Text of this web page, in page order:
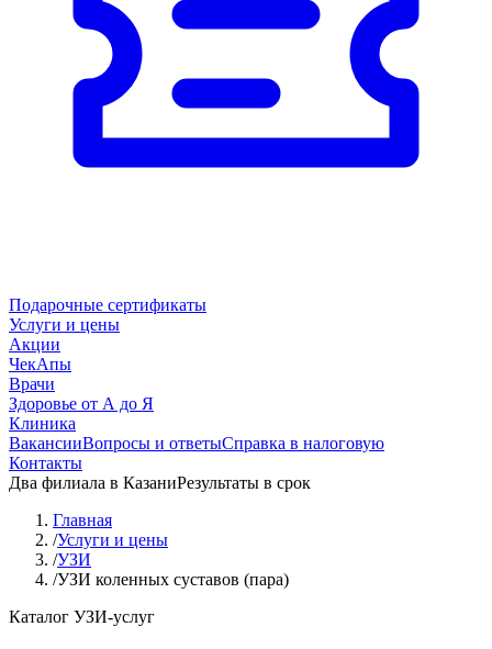
Подарочные сертификаты
Услуги и цены
Акции
ЧекАпы
Врачи
Здоровье от А до Я
Клиника
ВакансииВопросы и ответыСправка в налоговую
Контакты
Два филиала в КазаниРезультаты в срок
Главная
/Услуги и цены
/УЗИ
/УЗИ коленных суставов (пара)
Каталог УЗИ-услуг